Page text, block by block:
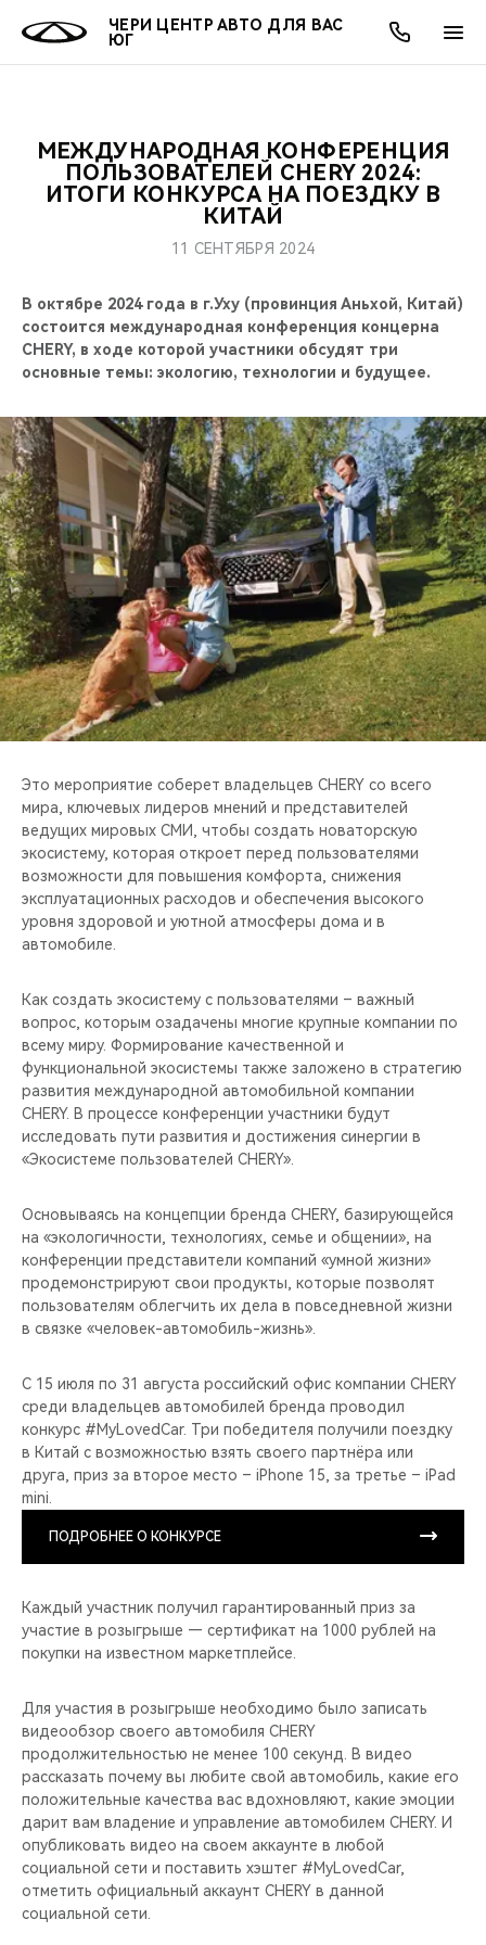
ЧЕРИ ЦЕНТР АВТО ДЛЯ ВАС
ЮГ
МОДЕЛИ
СЕДАНЫ
НОВИНКИ
ПОКУПАТЕЛЯМ
ВЛАДЕЛЬЦАМ
ПОДДЕРЖКА
CHERY CONNECT
МИР CHERY
CHERY В СОЦСЕТЯХ
ЛЮДИ CHERY
БЛАГОТВОРИТЕЛЬНОСТЬ
CHERY REMOTE
CHERY И СПОРТ
НАШИ МЕРОПРИЯТИЯ
ВИДЕООБЗОРЫ
CHERY ДЛЯ ДЕТЕЙ
АКЦИИ
ОНЛАЙН СЕРВИСЫ
О КОМПАНИИ
МЕЖДУНАРОДНАЯ КОНФЕРЕНЦИЯ
ПОЛЬЗОВАТЕЛЕЙ CHERY 2024:
ИТОГИ КОНКУРСА НА ПОЕЗДКУ В
КИТАЙ
11 СЕНТЯБРЯ 2024
В октябре 2024 года в г.Уху (провинция Аньхой, Китай)
состоится международная конференция концерна
CHERY, в ходе которой участники обсудят три
основные темы: экологию, технологии и будущее.
Это мероприятие соберет владельцев CHERY со всего
мира, ключевых лидеров мнений и представителей
ведущих мировых СМИ, чтобы создать новаторскую
экосистему, которая откроет перед пользователями
возможности для повышения комфорта, снижения
эксплуатационных расходов и обеспечения высокого
уровня здоровой и уютной атмосферы дома и в
автомобиле.
Как создать экосистему с пользователями – важный
вопрос, которым озадачены многие крупные компании по
всему миру. Формирование качественной и
функциональной экосистемы также заложено в стратегию
развития международной автомобильной компании
CHERY. В процессе конференции участники будут
исследовать пути развития и достижения синергии в
«Экосистеме пользователей CHERY».
Основываясь на концепции бренда CHERY, базирующейся
на «экологичности, технологиях, семье и общении», на
конференции представители компаний «умной жизни»
продемонстрируют свои продукты, которые позволят
пользователям облегчить их дела в повседневной жизни
в связке «человек-автомобиль-жизнь».
С 15 июля по 31 августа российский офис компании CHERY
среди владельцев автомобилей бренда проводил
конкурс #MyLovedCar. Три победителя получили поездку
в Китай с возможностью взять своего партнёра или
друга, приз за второе место – iPhone 15, за третье – iPad
mini.
ПОДРОБНЕЕ О КОНКУРСЕ
Каждый участник получил гарантированный приз за
участие в розыгрыше — сертификат на 1000 рублей на
покупки на известном маркетплейсе.
Для участия в розыгрыше необходимо было записать
видеообзор своего автомобиля CHERY
продолжительностью не менее 100 секунд. В видео
рассказать почему вы любите свой автомобиль, какие его
положительные качества вас вдохновляют, какие эмоции
дарит вам владение и управление автомобилем CHERY. И
опубликовать видео на своем аккаунте в любой
социальной сети и поставить хэштег #MyLovedCar,
отметить официальный аккаунт CHERY в данной
социальной сети.